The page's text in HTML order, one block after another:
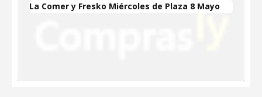
La Comer y Fresko Miércoles de Plaza 8 Mayo